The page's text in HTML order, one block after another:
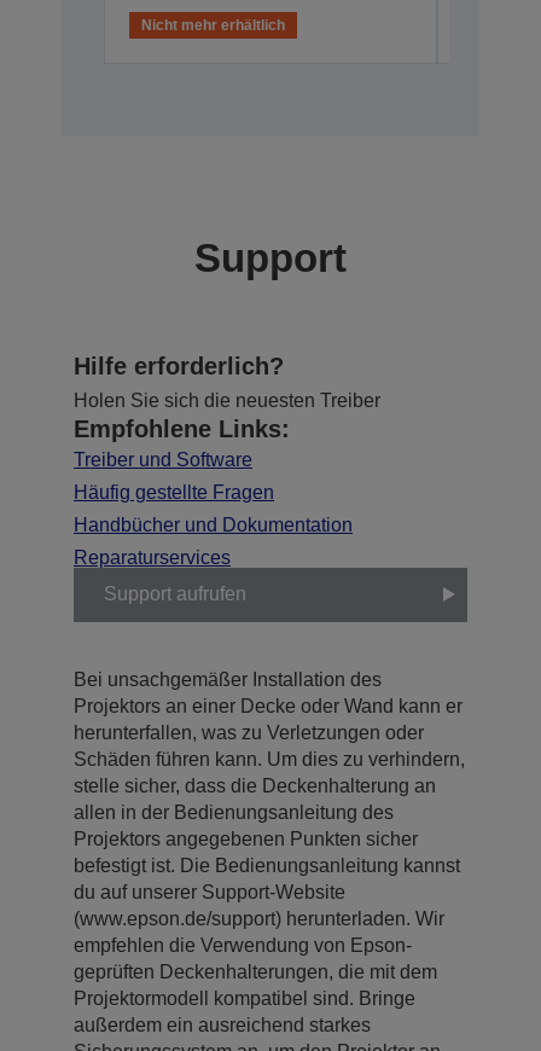
Nicht mehr erhältlich
Support
Hilfe erforderlich?
Holen Sie sich die neuesten Treiber
Empfohlene Links:
Treiber und Software
Häufig gestellte Fragen
Handbücher und Dokumentation
Reparaturservices
Support aufrufen
Bei unsachgemäßer Installation des
Projektors an einer Decke oder Wand kann er
herunterfallen, was zu Verletzungen oder
Schäden führen kann. Um dies zu verhindern,
stelle sicher, dass die Deckenhalterung an
allen in der Bedienungsanleitung des
Projektors angegebenen Punkten sicher
befestigt ist. Die Bedienungsanleitung kannst
du auf unserer Support-Website
(www.epson.de/support) herunterladen. Wir
empfehlen die Verwendung von Epson-
geprüften Deckenhalterungen, die mit dem
Projektormodell kompatibel sind. Bringe
außerdem ein ausreichend starkes